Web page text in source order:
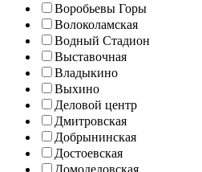
Воробьевы Горы
Волоколамская
Водный Стадион
Выставочная
Владыкино
Выхино
Деловой центр
Дмитровская
Добрынинская
Достоевская
Домодедовская